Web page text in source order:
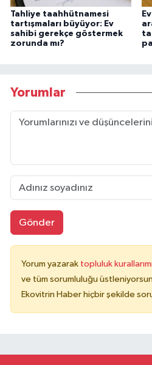
Tahliye taahhütnamesi
tartışmaları büyüyor: Ev
sahibi gerekçe göstermek
zorunda mı?
Yorumlar
Gönder
Yorum yazarak topluluk
ve tüm sorumluluğu
Ekovitrin Haber hiçbir şekilde